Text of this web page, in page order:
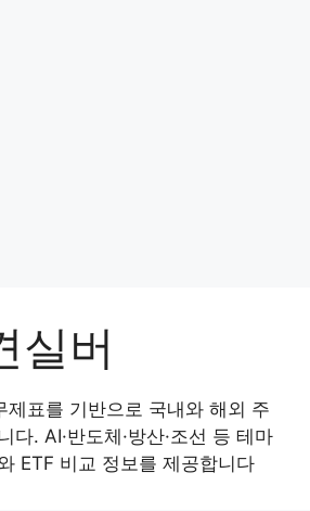
실버
제표를 기반으로 국내와 해외 주
다. AI·반도체·방산·조선 등 테마
ETF 비교 정보를 제공합니다